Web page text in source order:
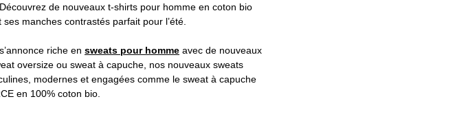
de nouveaux t-shirts pour homme en coton bio
manches contrastés parfait pour l’été.
riche en sweats pour homme avec de nouveaux
oversize ou sweat à capuche, nos nouveaux sweats
modernes et engagées comme le sweat à capuche
en 100% coton bio.